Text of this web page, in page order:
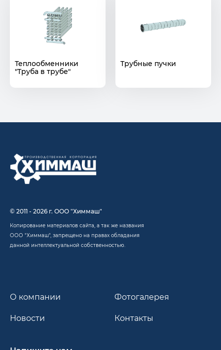
Теплообменники
"Труба в трубе"
Трубные пучки
© 2011 - 2026 г. ООО "Химмаш"
Копирование материалов сайта, а так же названия
ООО "Химмаш", запрещено на правах обладания
данной интеллектуальной собственностью.
О компании
Новости
Фотогалерея
Контакты